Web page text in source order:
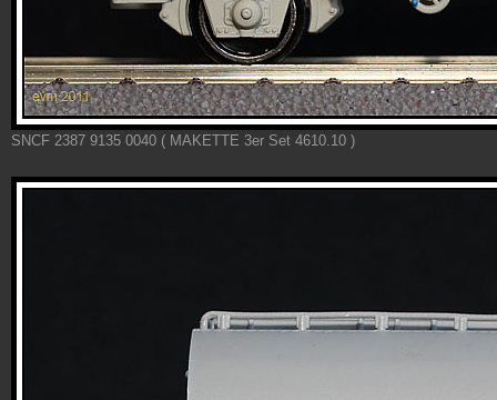
SNCF 2387 9135 0040 ( MAKETTE 3er Set 4610.10 )